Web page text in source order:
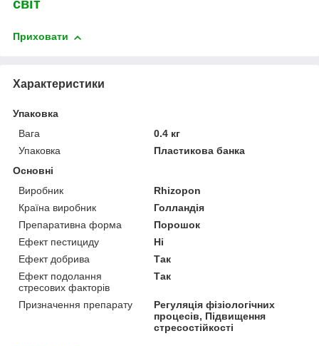
світ
Приховати
Характеристики
Упаковка
Вага
0.4 кг
Упаковка
Пластикова банка
Основні
Виробник
Rhizopon
Країна виробник
Голландія
Препаративна форма
Порошок
Ефект пестициду
Ні
Ефект добрива
Так
Ефект подолання
стресових факторів
Так
Призначення препарату
Регуляція фізіологічних
процесів, Підвищення
стресостійкості